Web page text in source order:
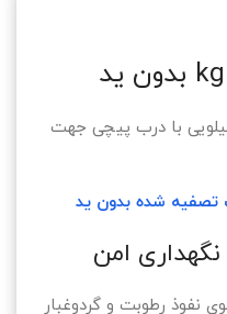
بدون ید در سطل سفید ۱۲ کیلویی با درب پیچی جهت
تصفیه شده بدون ید
امن
نفوذ رطوبت و گردوغبار